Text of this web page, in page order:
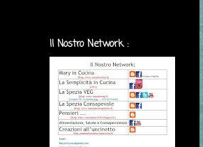
Il Nostro Network :